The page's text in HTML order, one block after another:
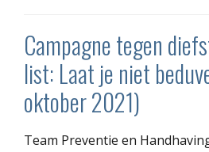
Campagne tegen
list: Laat je niet
oktober 2021)
Team Preventie en